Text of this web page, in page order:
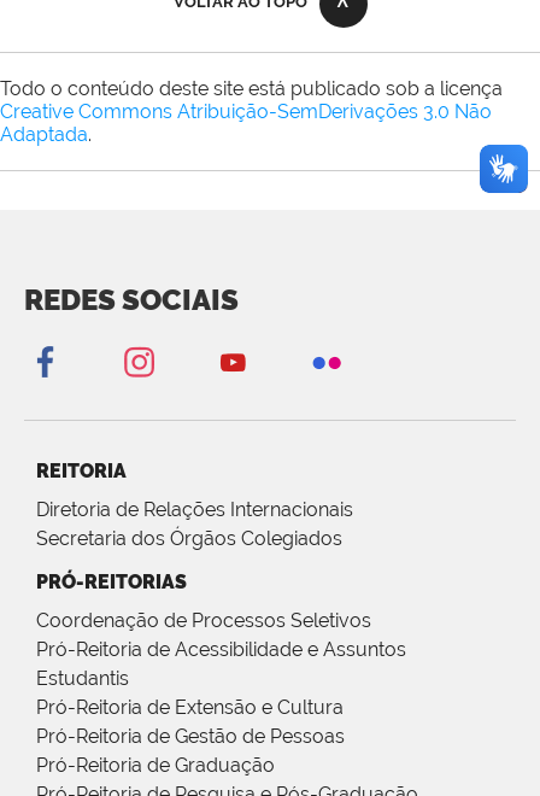
Todo o conteúdo deste site está publicado sob a licença
Creative Commons Atribuição-SemDerivações 3.0 Não
Adaptada.
REDES SOCIAIS
REITORIA
Diretoria de Relações Internacionais
Secretaria dos Órgãos Colegiados
PRÓ-REITORIAS
Coordenação de Processos Seletivos
Pró-Reitoria de Acessibilidade e Assuntos
Estudantis
Pró-Reitoria de Extensão e Cultura
Pró-Reitoria de Gestão de Pessoas
Pró-Reitoria de Graduação